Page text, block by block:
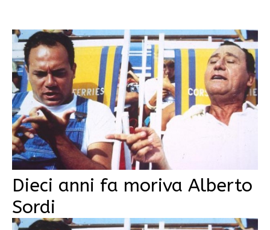
Dieci anni fa moriva Alberto
Sordi